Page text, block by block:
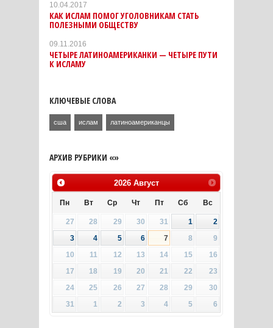
10.04.2017
КАК ИСЛАМ ПОМОГ УГОЛОВНИКАМ СТАТЬ
ПОЛЕЗНЫМИ ОБЩЕСТВУ
09.11.2016
ЧЕТЫРЕ ЛАТИНОАМЕРИКАНКИ — ЧЕТЫРЕ ПУТИ
К ИСЛАМУ
КЛЮЧЕВЫЕ СЛОВА
сша ислам латиноамериканцы
АРХИВ РУБРИКИ «»
2026 Август
Пн Вт Ср Чт Пт Сб Вс
27 28 29 30 31 1
2
3
4 5 6 7 8
9
10
11 12 13 14 15
16
17
18 19 20 21 22
23
24
25 26 27 28 29
30
31
1 2 3 4 5 6